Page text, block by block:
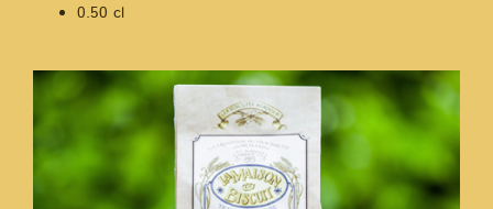
0.50 cl